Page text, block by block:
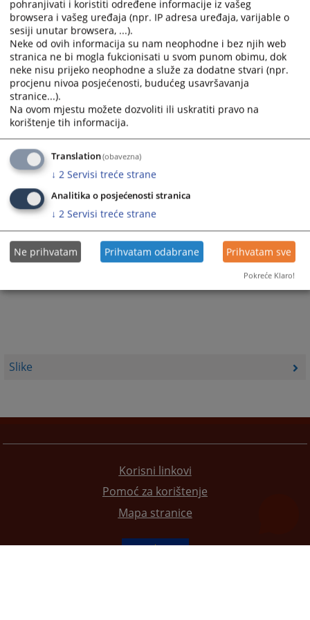
Slike
calendar
and
select
a
date.
Press
the
question
mark
key
to
get
keyboard
shortcuts
for
changing
dates.
calendar
and
a
date.
Press
question
key
get
keyboard
shortcuts
for
changing
dates.
Trenutno nema vijesti
Korisni linkovi
Pomoć za korištenje
Mapa stranice
pohranjivati i koristiti određene informacije iz vašeg
browsera i vašeg uređaja (npr. IP adresa uređaja, varijable o
sesiji unutar browsera, ...).
Neke od ovih informacija su nam neophodne i bez njih web
stranica ne bi mogla fukcionisati u svom punom obimu, dok
neke nisu prijeko neophodne a služe za dodatne stvari (npr.
procjenu nivoa posjećenosti, budućeg usavršavanja
stranice...).
Na ovom mjestu možete dozvoliti ili uskratiti pravo na
korištenje tih informacija.
Translation(obavezna)
↓ 2 Servisi treće strane
Analitika o posjećenosti stranica
↓ 2 Servisi treće strane
Ne prihvatam Prihvatam odabrane Prihvatam sve
Pokreće Klaro!